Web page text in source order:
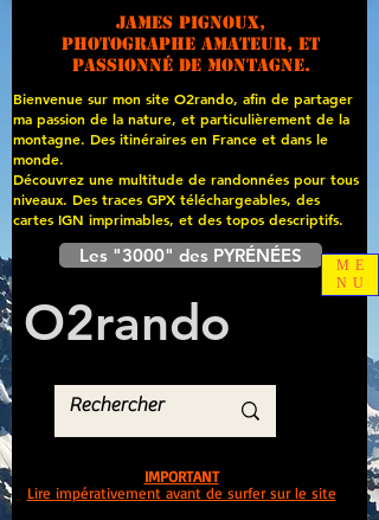
James PIGNOUX,
photographe amateur, et
passionné de montagne.
Bienvenue sur mon site O2rando, afin de partager
ma passion de la nature, et particulièrement de la
montagne. Des itinéraires en France et dans le
monde.
Découvrez une multitude de randonnées pour tous
niveaux. Des traces GPX téléchargeables, des
cartes IGN imprimables, et des topos descriptifs.
Les "3000" des PYRÉNÉES
O2rando
IMPORTANT
Lire impérativement avant de surfer sur le site
ME
NU